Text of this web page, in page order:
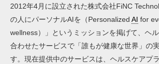
2012年4月に設立された株式会社FiNC
の人にパーソナルAIを（Personalized AI for
wellness）」というミッションを掲げて、ヘ
合わせたサービスで「誰もが健康な世界」の
す。現在提供中のサービスは、ヘルスケアプ